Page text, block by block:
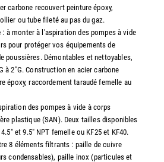
carbone recouvert peinture époxy,
ou tube fileté au pas du gaz.
: à monter à l'aspiration des pompes à vide
pour protéger vos équipements de
poussières. Démontables et nettoyables,
à 2"G. Construction en acier carbone
époxy, raccordement taraudé femelle au
des pompes à vide à corps
plastique (SAN). Deux tailles disponibles
et 9.5" NPT femelle ou KF25 et KF40.
8 éléments filtrants : paille de cuivre
condensables), paille inox (particules et